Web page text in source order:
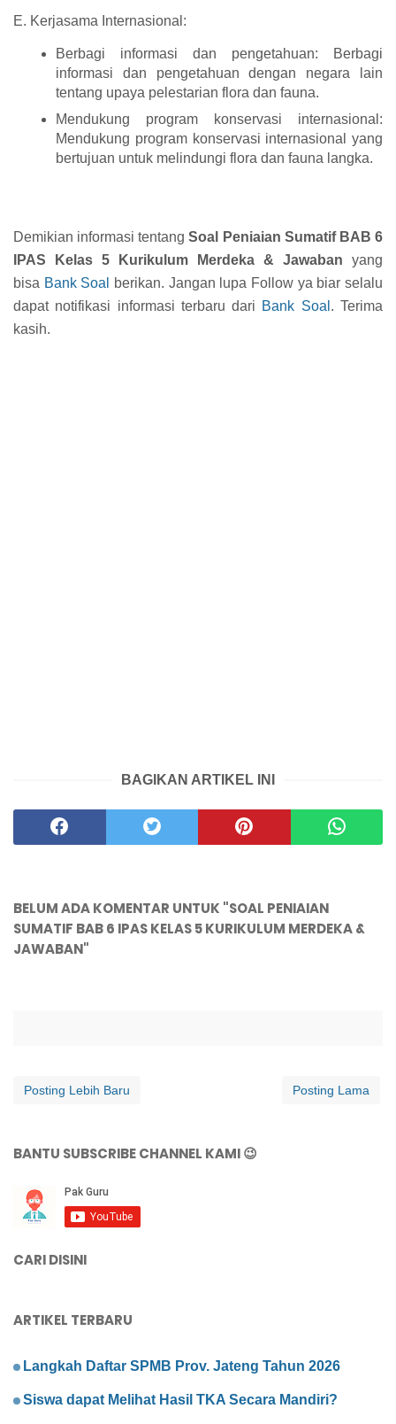
E. Kerjasama Internasional:
Berbagi informasi dan pengetahuan: Berbagi
informasi dan pengetahuan dengan negara lain
tentang upaya pelestarian flora dan fauna.
Mendukung program konservasi internasional:
Mendukung program konservasi internasional yang
bertujuan untuk melindungi flora dan fauna langka.
Demikian informasi tentangSoal Peniaian Sumatif BAB 6
IPAS Kelas 5 Kurikulum Merdeka & Jawaban yang
bisa Bank Soal
berikan. Jangan lupa Follow ya biar selalu
dapat notifikasi informasi terbaru dari Bank Soal . Terima
kasih.
BAGIKAN ARTIKEL INI
BELUM ADA KOMENTAR UNTUK "SOAL PENIAIAN
SUMATIF BAB 6 IPAS KELAS 5 KURIKULUM MERDEKA &
JAWABAN"
Posting Lebih Baru Posting Lama
BANTU SUBSCRIBE CHANNEL KAMI 😉
CARI DISINI
ARTIKEL TERBARU
Langkah Daftar SPMB Prov. Jateng Tahun 2026
Siswa dapat Melihat Hasil TKA Secara Mandiri?